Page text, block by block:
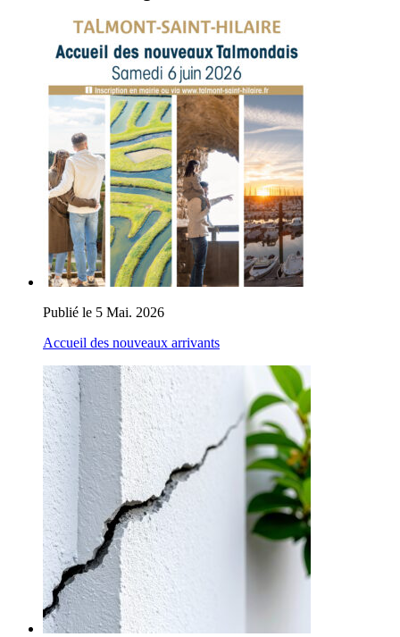
Publié le 5 Mai. 2026
Accueil des nouveaux arrivants